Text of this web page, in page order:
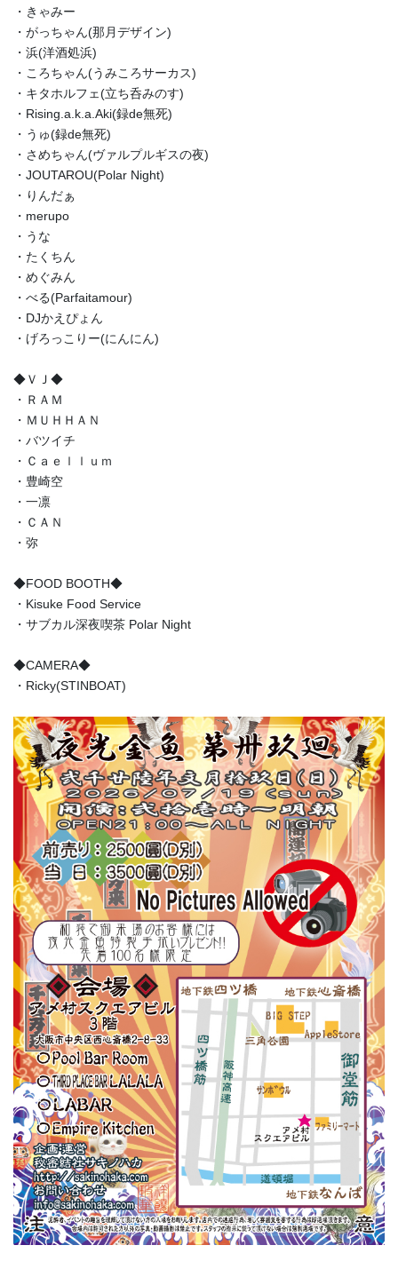
・きゃみー
・がっちゃん(那月デザイン)
・浜(洋酒処浜)
・ころちゃん(うみころサーカス)
・キタホルフェ(立ち呑みのす)
・Rising.a.k.a.Aki(録de無死)
・うゅ(録de無死)
・さめちゃん(ヴァルプルギスの夜)
・JOUTAROU(Polar Night)
・りんだぁ
・merupo
・うな
・たくちん
・めぐみん
・べる(Parfaitamour)
・DJかえぴょん
・げろっこりー(にんにん)
◆ＶＪ◆
・ＲＡＭ
・ＭＵＨＨＡＮ
・バツイチ
・Ｃａｅｌｌｕｍ
・豊崎空
・一凛
・ＣＡＮ
・弥
◆FOOD BOOTH◆
・Kisuke Food Service
・サブカル深夜喫茶 Polar Night
◆CAMERA◆
・Ricky(STINBOAT)